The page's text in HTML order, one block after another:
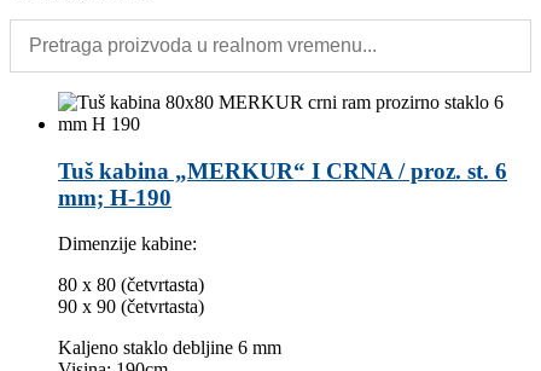
Tuš kabina „MERKUR“ I CRNA / proz. st. 6
mm; H-190
Dimenzije kabine:
80 x 80 (četvrtasta)
90 x 90 (četvrtasta)
Kaljeno staklo debljine 6 mm